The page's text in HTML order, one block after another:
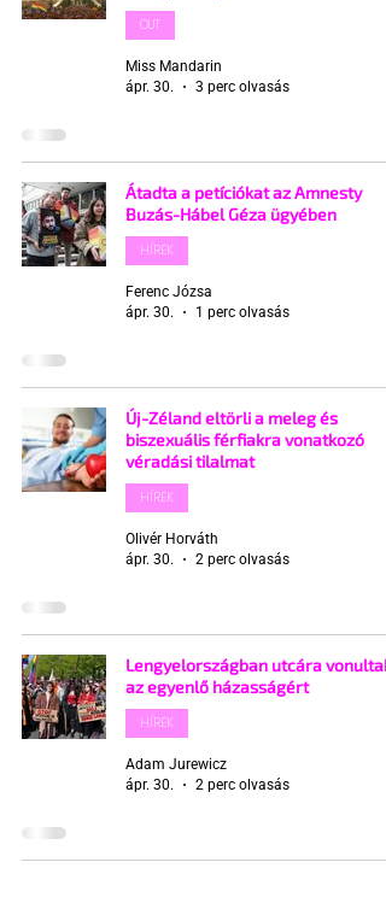
OUT
Miss Mandarin
ápr. 30.
3 perc olvasás
Átadta a petíciókat az Amnesty
Buzás-Hábel Géza ügyében
HÍREK
Ferenc Józsa
ápr. 30.
1 perc olvasás
Új-Zéland eltörli a meleg és
biszexuális férfiakra vonatkozó
véradási tilalmat
HÍREK
Olivér Horváth
ápr. 30.
2 perc olvasás
Lengyelországban utcára vonultak
az egyenlő házasságért
HÍREK
Adam Jurewicz
ápr. 30.
2 perc olvasás